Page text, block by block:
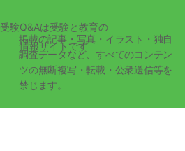
受験Q&Aは受験と教育の
情報サイトです
掲載の記事・写真・イラスト・独自
調査データなど、すべてのコンテン
ツの無断複写・転載・公衆送信等を
禁じます。